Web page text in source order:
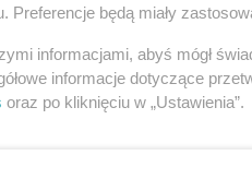
dla Czytelników eKuriera
61%treści.
Preferencje będą miały
informacjami, abyś mógł
informacje dotyczące
oraz po kliknięciu w „Ustawienia”.